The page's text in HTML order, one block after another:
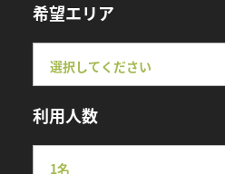
希望エリア
利用人数